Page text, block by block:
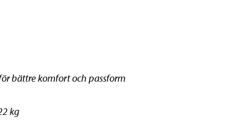
bättre komfort och passform
kg